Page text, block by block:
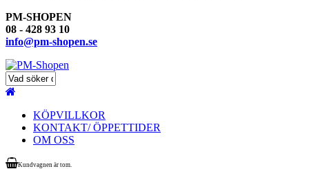
PM-SHOPEN
08 - 428 93 10
info@pm-shopen.se
KÖPVILLKOR
KONTAKT/ ÖPPETTIDER
OM OSS
Kundvagnen är tom.